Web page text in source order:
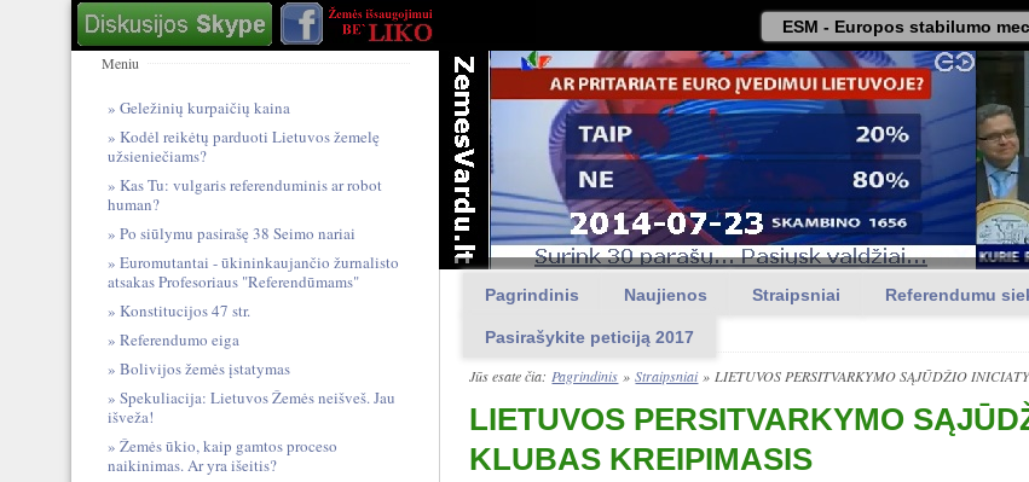
ESM - Europos stabilumo
Pagrindinis Naujienos Straipsniai Referendumu
Pasirašykite peticiją 2017
Jūs esate čia: Pagrindinis »Straipsniai » LIETUVOS PERSITVARKYMO SĄJŪDŽIO
LIETUVOS PERSITVARKYMO
KLUBAS KREIPIMASIS
Meniu
Geležinių kurpaičių kaina
Kodėl reikėtų parduoti Lietuvos žemelę
užsieniečiams?
Kas Tu: vulgari​s referendum​inis ar robot
human?
Po siūlymu pasirašę 38 Seimo nariai
Euromutantai - ūkininkaujančio žurnalisto
atsakas Profesoriaus "Referendūmams"
Konstitucijos 47 str.
Referendumo eiga
Bolivijos žemės įstatymas
Spekuliacija: Lietuvos Žemės neišveš. Jau
išveža!
Žemės ūkio, kaip gamtos proceso
naikinimas. Ar yra išeitis?